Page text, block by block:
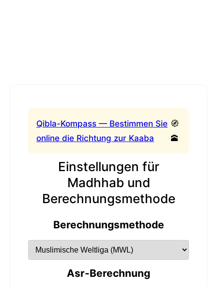
Qibla-Kompass — Bestimmen Sie
online die Richtung zur Kaaba
🧭
🕋
Einstellungen für
Madhhab und
Berechnungsmethode
Berechnungsmethode
Asr-Berechnung